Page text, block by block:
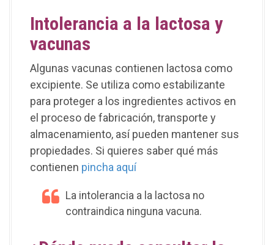
Intolerancia a la lactosa y
vacunas
Algunas vacunas contienen lactosa como
excipiente. Se utiliza como estabilizante
para proteger a los ingredientes activos en
el proceso de fabricación, transporte y
almacenamiento, así pueden mantener sus
propiedades. Si quieres saber qué más
contienen pincha aquí
La intolerancia a la lactosa no
contraindica ninguna vacuna.